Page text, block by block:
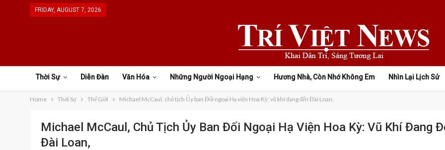
FRIDAY, AUGUST 7, 2026
Thời Sự Diễn Đàn Văn Hóa Những Người Ngoại Hạng Hương Nhà, Còn Nhớ Không Em Nhìn Lại Lịch Sử
Home Thời Sự Thế Giới Michael McCaul, chủ tịch Ủy ban Đối ngoại Hạ viện Hoa Kỳ: vũ khí đang đến Đài Loan,
Michael McCaul, Chủ Tịch Ủy Ban Đối Ngoại Hạ Viện Hoa Kỳ: Vũ Khí Đang
Đài Loan,